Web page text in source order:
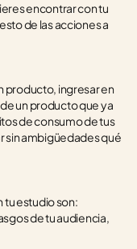
encontrar con tu
de las acciones a
producto, ingresar en
un producto que ya
de consumo de tus
sin ambigüedades qué
tu estudio son:
de tu audiencia,